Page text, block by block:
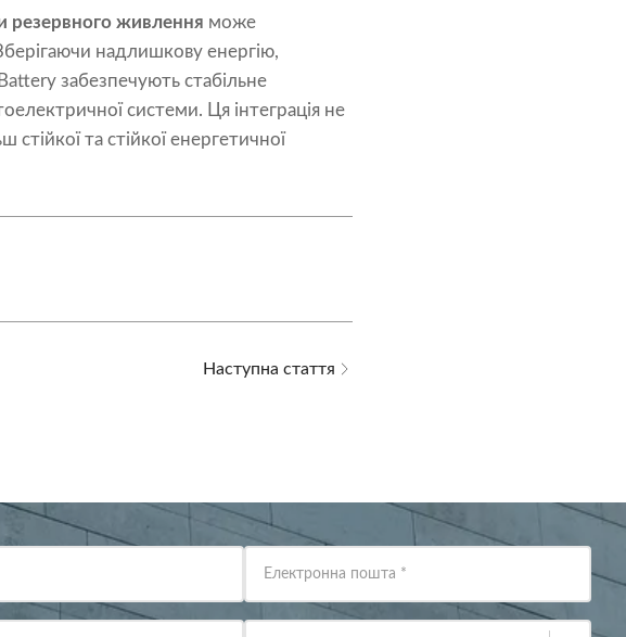
резервного живлення може
надлишкову енергію,
забезпечують стабільне
системи. Ця інтеграція не
та стійкої енергетичної
Наступна стаття
Електронна пошта *